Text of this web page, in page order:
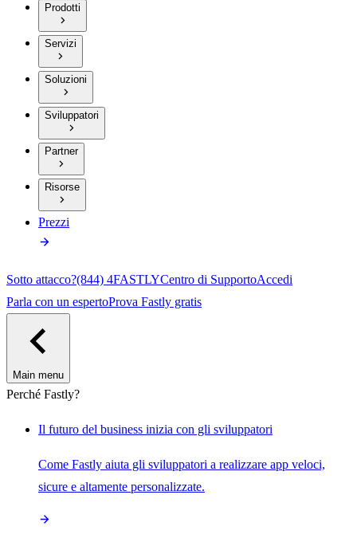
Prodotti
Servizi
Soluzioni
Sviluppatori
Partner
Risorse
Prezzi
Sotto attacco?(844) 4FASTLYCentro di SupportoAccedi
Parla con un espertoProva Fastly gratis
Main menu
Perché Fastly?
Il futuro del business inizia con gli sviluppatori
Come Fastly aiuta gli sviluppatori a realizzare app veloci,
sicure e altamente personalizzate.